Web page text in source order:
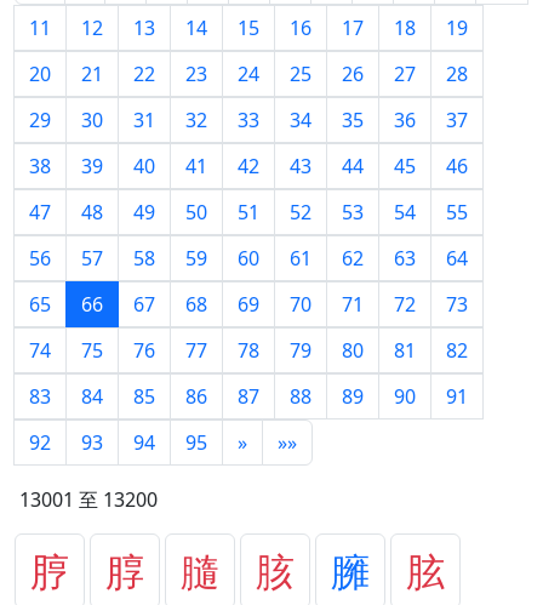
11
12 13 14 15 16 17 18
19
20
21 22 23 24 25 26 27
28
29
30 31 32 33 34 35 36
37
38
39 40 41 42 43 44 45
46
47
48 49 50 51 52 53 54
55
56
57 58 59 60 61 62 63
64
65
66 67 68 69 70 71 72
73
74
75 76 77 78 79 80 81
82
83
84 85 86 87 88 89 90
91
92
93 94 95 » »»
13001 至 13200
脝 朜 膸 胲 臃
胘